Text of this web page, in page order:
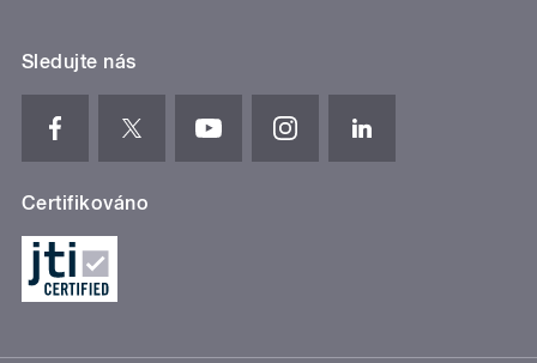
Sledujte nás
Certifikováno